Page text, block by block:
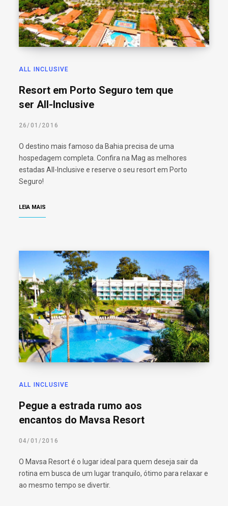
ALL INCLUSIVE
Resort em Porto Seguro tem que
ser All-Inclusive
26/01/2016
O destino mais famoso da Bahia precisa de uma
hospedagem completa. Confira na Mag as melhores
estadas All-Inclusive e reserve o seu resort em Porto
Seguro!
LEIA MAIS
ALL INCLUSIVE
Pegue a estrada rumo aos
encantos do Mavsa Resort
04/01/2016
O Mavsa Resort é o lugar ideal para quem deseja sair da
rotina em busca de um lugar tranquilo, ótimo para relaxar e
ao mesmo tempo se divertir.